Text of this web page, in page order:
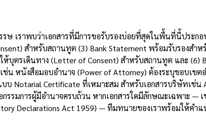
ษ เราพบว่าเอกสารที่มีการขอรับรองบ่อยที่สุดในพื้นที่นี้ประก
สำหรับสถานทูต (3) Bank Statement พร้อมรับรองสำ
ตรเดินทาง (Letter of Consent) สำหรับสถานทูต และ (6)
น หนังสือมอบอำนาจ (Power of Attorney) ต้องระบุขอบเข
บ Notarial Certificate ที่เหมาะสม สำหรับเอกสารบริษัทเช่
รมการผู้มีอำนาจครบถ้วน หากเอกสารใดมีลักษณะเฉพาะ —
Declarations Act 1959) — ทีมทนายของเราพร้อมให้ค